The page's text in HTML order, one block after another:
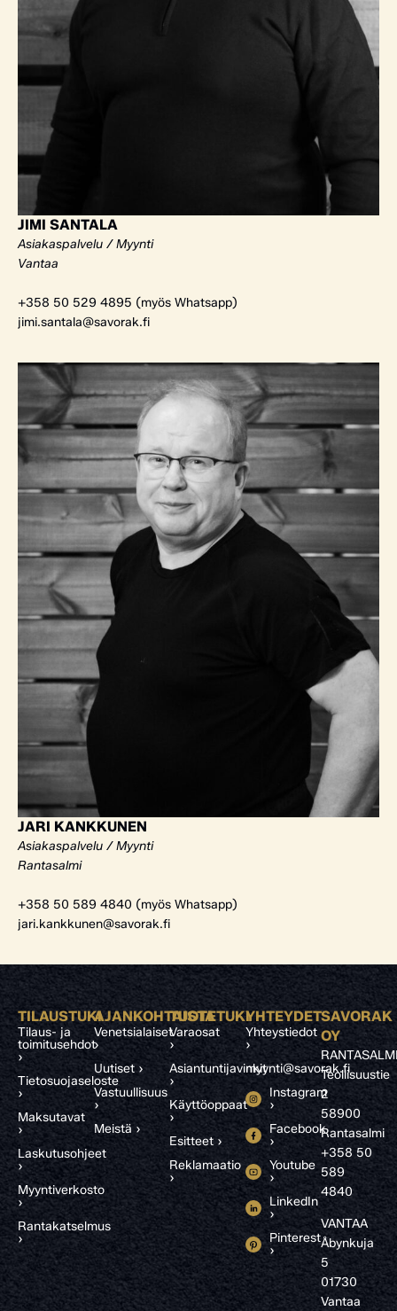
JIMI SANTALA
Asiakaspalvelu / Myynti
Vantaa
+358 50 529 4895 (myös Whatsapp)
jimi.santala@savorak.fi
JARI KANKKUNEN
Asiakaspalvelu / Myynti
Rantasalmi
+358 50 589 4840 (myös Whatsapp)
jari.kankkunen@savorak.fi
TILAUSTUKI
Tilaus- ja
toimitusehdot
›
Tietosuojaseloste
›
Maksutavat
›
Laskutusohjeet
›
Myyntiverkosto
›
Rantakatselmus
›
AJANKOHTAISTA
Venetsialaiset
›
Uutiset ›
Vastuullisuus
›
Meistä ›
TUOTETUKI
Varaosat
›
Asiantuntijavinkit
›
Käyttöoppaat
›
Esitteet ›
Reklamaatio
›
YHTEYDET
Yhteystiedot
›
myynti@savorak.fi
Instagram
›
Facebook
›
Youtube
›
LinkedIn
›
Pinterest
›
SAVORAK
OY
Teollisuustie
2
58900
Rantasalmi
+358 50
589
4840
VANTAA
Åbynkuja
5
01730
Vantaa